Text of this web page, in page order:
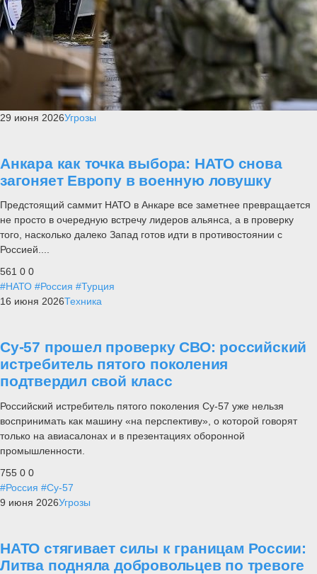
29 июня 2026Угрозы
Анкара как точка выбора: НАТО снова
загоняет Европу в военную ловушку
Предстоящий саммит НАТО в Анкаре все заметнее превращается
не просто в очередную встречу лидеров альянса, а в проверку
того, насколько далеко Запад готов идти в противостоянии с
Россией....
561 0 0
#НАТО #Россия #Турция
16 июня 2026Техника
Су-57 прошел проверку СВО: российский
истребитель пятого поколения
подтвердил свой класс
Российский истребитель пятого поколения Су-57 уже нельзя
воспринимать как машину «на перспективу», о которой говорят
только на авиасалонах и в презентациях оборонной
промышленности.
755 0 0
#Россия #Су-57
9 июня 2026Угрозы
НАТО стягивает силы к границам России:
Литва подняла добровольцев по тревоге